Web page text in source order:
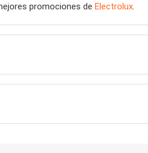
promociones de Electrolux